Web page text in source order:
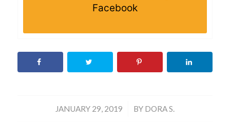
Facebook
JANUARY 29, 2019
/ BY DORA S.